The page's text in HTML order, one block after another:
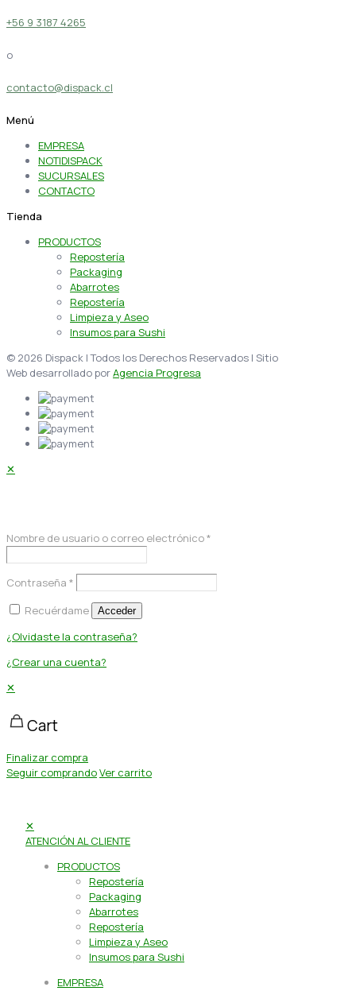
+56 9 3187 4265
o
contacto@dispack.cl
Menú
EMPRESA
NOTIDISPACK
SUCURSALES
CONTACTO
Tienda
PRODUCTOS
Repostería
Packaging
Abarrotes
Repostería
Limpieza y Aseo
Insumos para Sushi
© 2026 Dispack | Todos los Derechos Reservados | Sitio
Web desarrollado porAgencia Progresa
✕
Nombre de usuario o correo electrónico*
Contraseña *
Recuérdame
Acceder
¿Olvidaste la contraseña?
¿Crear una cuenta?
✕
Cart
Finalizar compra
Seguir comprandoVer carrito
✕
ATENCIÓN AL CLIENTE
PRODUCTOS
Repostería
Packaging
Abarrotes
Repostería
Limpieza y Aseo
Insumos para Sushi
EMPRESA